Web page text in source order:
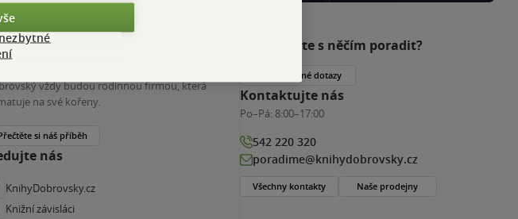
o nás
vždy budou rodinnou firmou, která
na své kořeny.
si náš příběh
nás
KnihyDobrovsky.cz
Knižní závisláci
Potřebujete s něčím poradit?
Často kladené dotazy
Kontaktujte nás
Po–Pá: 8:00–17:00
542 220 320
poradime@knihydobrovsky.cz
Všechny kontakty Naše prodejny